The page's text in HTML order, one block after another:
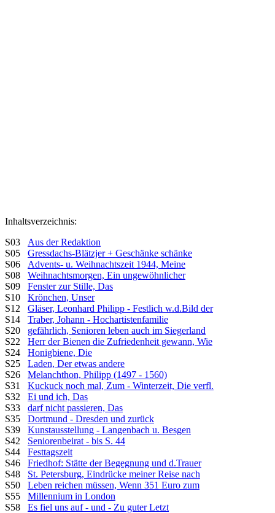
Inhaltsverzeichnis:
S03 Aus der Redaktion
S05 Gressdachs-Blätzjer + Geschänke schänke
S06 Advents- u. Weihnachtszeit 1944, Meine
S08 Weihnachtsmorgen, Ein ungewöhnlicher
S09 Fenster zur Stille, Das
S10 Krönchen, Unser
S12 Gläser, Leonhard Philipp - Festlich w.d.Bild der
S14 Traber, Johann - Hochartistenfamilie
S20 gefährlich, Senioren leben auch im Siegerland
S22 Herr der Bienen die Zufriedenheit gewann, Wie
S24 Honigbiene, Die
S25 Laden, Der etwas andere
S26 Melanchthon, Philipp (1497 - 1560)
S31 Kuckuck noch mal, Zum - Winterzeit, Die verfl.
S32 Ei und ich, Das
S33 darf nicht passieren, Das
S35 Dortmund - Dresden und zurück
S39 Kunstausstellung - Langenbach u. Besgen
S42 Seniorenbeirat - bis S. 44
S44 Festtagszeit
S46 Friedhof: Stätte der Begegnung und d.Trauer
S48 St. Petersburg, Eindrücke meiner Reise nach
S50 Leben reichen müssen, Wenn 351 Euro zum
S55 Millennium in London
S58 Es fiel uns auf - und - Zu guter Letzt